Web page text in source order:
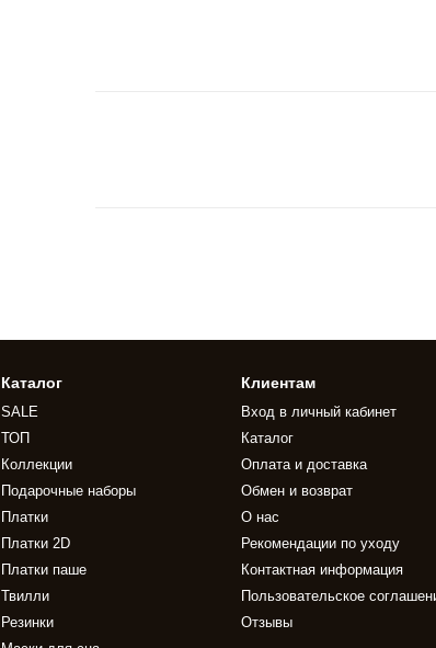
Каталог
SALE
ТОП
Коллекции
Подарочные наборы
Платки
Платки 2D
Платки паше
Твилли
Резинки
Клиентам
Вход в личный кабинет
Каталог
Оплата и доставка
Обмен и возврат
О нас
Рекомендации по уходу
Контактная информация
Пользовательское
Отзывы